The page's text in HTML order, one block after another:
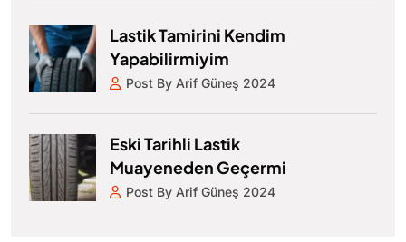
Lastik Tamirini Kendim
Yapabilirmiyim
Post By Arif Güneş 2024
Eski Tarihli Lastik
Muayeneden Geçermi
Post By Arif Güneş 2024